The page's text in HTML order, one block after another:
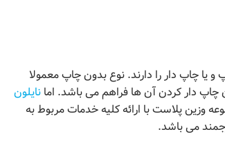
چاپ دار را دارند. نوع بدون چاپ معمولا
دار کردن آن ها فراهم می باشد. اما نایلون
پلاست با ارائه کلیه خدمات مربوط به
می باشد.